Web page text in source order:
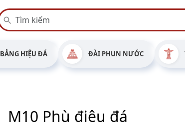
BẢNG HIỆU ĐÁ ĐÀI PHUN NƯỚC
M10 Phù điêu đá